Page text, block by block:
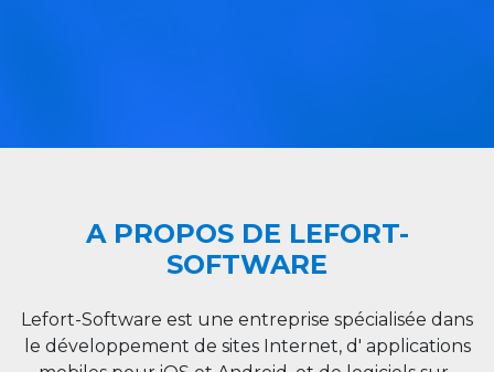
A PROPOS DE LEFORT-
SOFTWARE
Lefort-Software est une entreprise spécialisée dans
le développement de sites Internet, d' applications